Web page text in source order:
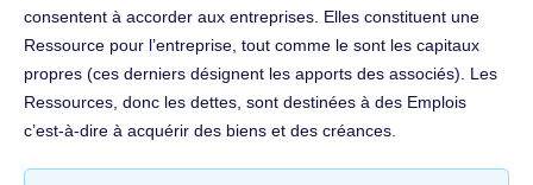
consentent à accorder aux entreprises. Elles constituent une
Ressource pour l’entreprise, tout comme le sont les capitaux
propres (ces derniers désignent les apports des associés). Les
Ressources, donc les dettes, sont destinées à des Emplois
c’est-à-dire à acquérir des biens et des créances.